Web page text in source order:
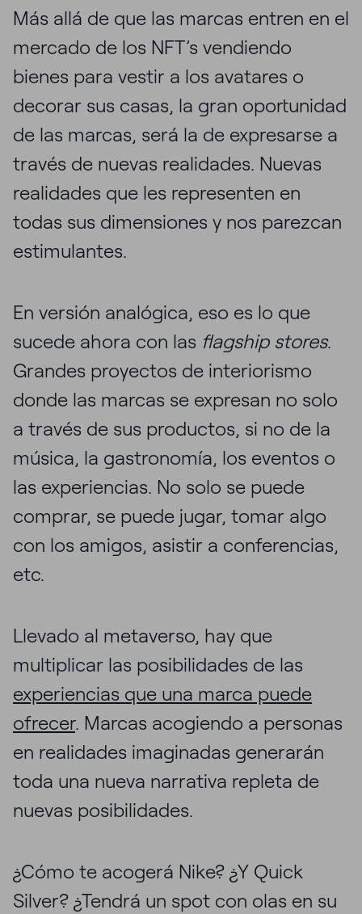
Más allá de que las marcas entren en el
mercado de los NFT’s vendiendo
bienes para vestir a los avatares o
decorar sus casas, la gran oportunidad
de las marcas, será la de expresarse a
través de nuevas realidades. Nuevas
realidades que les representen en
todas sus dimensiones y nos parezcan
estimulantes.
En versión analógica, eso es lo que
sucede ahora con las flagship stores.
Grandes proyectos de interiorismo
donde las marcas se expresan no solo
a través de sus productos, si no de la
música, la gastronomía, los eventos o
las experiencias. No solo se puede
comprar, se puede jugar, tomar algo
con los amigos, asistir a conferencias,
etc.
Llevado al metaverso, hay que
multiplicar las posibilidades de las
experiencias que una marca puede
ofrecer. Marcas acogiendo a personas
en realidades imaginadas generarán
toda una nueva narrativa repleta de
nuevas posibilidades.
¿Cómo te acogerá Nike? ¿Y Quick
Silver? ¿Tendrá un spot con olas en su